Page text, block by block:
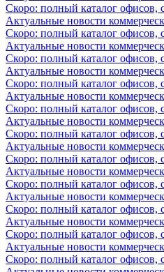
Скоро: полный каталог офисов,
Актуальные новости
Скоро: полный каталог офисов,
Актуальные новости
Скоро: полный каталог офисов,
Актуальные новости
Скоро: полный каталог офисов,
Актуальные новости
Скоро: полный каталог офисов,
Актуальные новости
Скоро: полный каталог офисов,
Актуальные новости
Скоро: полный каталог офисов,
Актуальные новости
Скоро: полный каталог офисов,
Актуальные новости
Скоро: полный каталог офисов,
Актуальные новости
Скоро: полный каталог офисов,
Актуальные новости
Скоро: полный каталог офисов,